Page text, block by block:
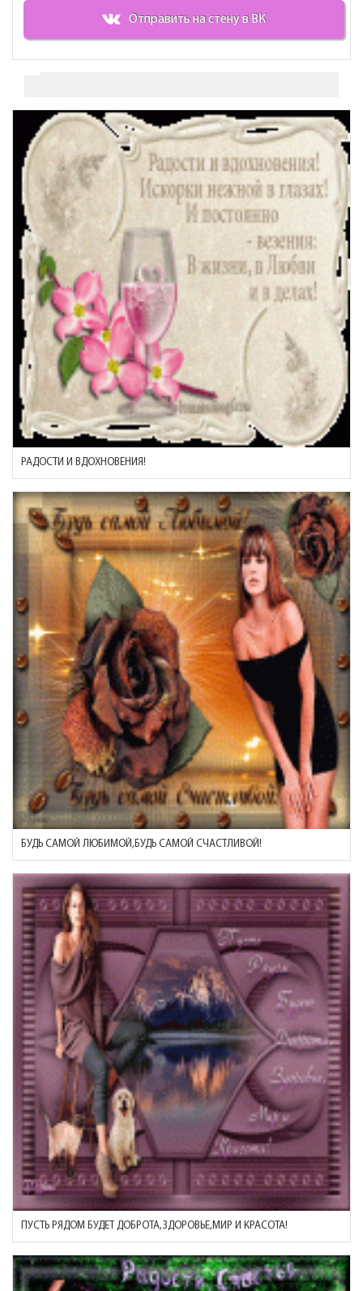
Отправить на стену в ВК
РАДОСТИ И ВДОХНОВЕНИЯ!
БУДЬ САМОЙ ЛЮБИМОЙ,БУДЬ САМОЙ СЧАСТЛИВОЙ!
ПУСТЬ РЯДОМ БУДЕТ ДОБРОТА,ЗДОРОВЬЕ,МИР И КРАСОТА!